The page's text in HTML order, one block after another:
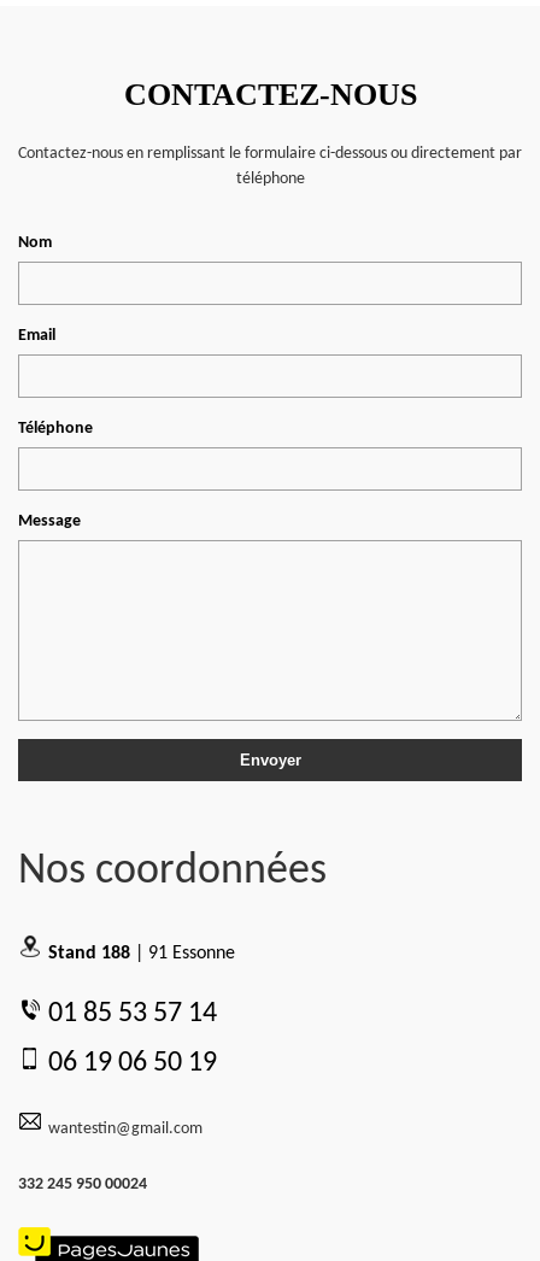
CONTACTEZ-NOUS
Contactez-nous en remplissant le formulaire ci-dessous ou directement par
téléphone
Nom
Email
Téléphone
Message
Nos coordonnées
Stand 188 | 91 Essonne
01 85 53 57 14
06 19 06 50 19
wantestin@gmail.com
332 245 950 00024